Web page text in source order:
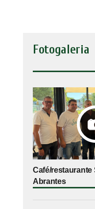
Fotogaleria
Café/restaurante
Abrantes